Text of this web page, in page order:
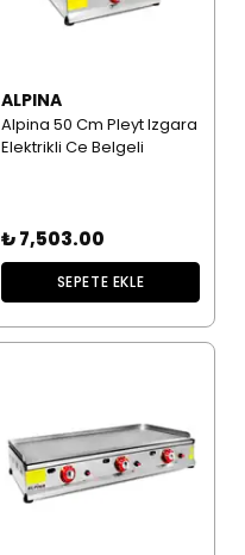
ALPINA
Alpina 50 Cm Pleyt Izgara
Elektrikli Ce Belgeli
₺ 7,503.00
SEPETE EKLE